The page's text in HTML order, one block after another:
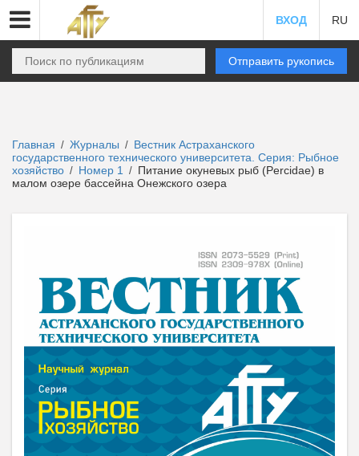
ВХОД RU
Отправить рукопись
Главная / Журналы / Вестник Астраханского
государственного технического университета. Серия: Рыбное
хозяйство / Номер 1 / Питание окуневых рыб (Percidae) в
малом озере бассейна Онежского озера